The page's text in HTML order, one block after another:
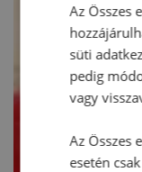
Az Összes
süti
pedig
vagy
Az Összes
esetén